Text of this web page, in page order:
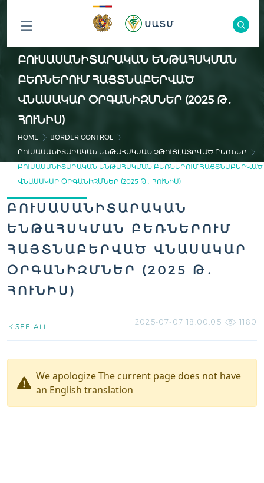
ԲՈԼՈՐ
ԲԱԺԻՆՆԵՐԸ
ԲՈՒՍԱՍԱՆԻՏԱՐԱԿԱՆ ԵՆԹԱՀՍԿՄԱՆ
ԲԵՌՆԵՐՈՒՄ ՀԱՅՏՆԱԲԵՐՎԱԾ
ՎՆԱՍԱԿԱՐ ՕՐԳԱՆԻԶՄՆԵՐ (2025 Թ․
ՀՈՒՆԻՍ)
HOME
BORDER CONTROL
ԲՈՒՍԱՍԱՆԻՏԱՐԱԿԱՆ ԵՆԹԱՀՍԿՄԱՆ ՉԹՈՒՅԼԱՏՐՎԱԾ ԲԵՌՆԵՐ
ԲՈՒՍԱՍԱՆԻՏԱՐԱԿԱՆ ԵՆԹԱՀՍԿՄԱՆ ԲԵՌՆԵՐՈՒՄ ՀԱՅՏՆԱԲԵՐՎԱԾ
ՎՆԱՍԱԿԱՐ ՕՐԳԱՆԻԶՄՆԵՐ (2025 Թ․ ՀՈՒՆԻՍ)
ԲՈՒՍԱՍԱՆԻՏԱՐԱԿԱՆ
ԵՆԹԱՀՍԿՄԱՆ ԲԵՌՆԵՐՈՒՄ
ՀԱՅՏՆԱԲԵՐՎԱԾ ՎՆԱՍԱԿԱՐ
ՕՐԳԱՆԻԶՄՆԵՐ (2025 Թ․
ՀՈՒՆԻՍ)
SEE ALL
2025-07-07 18:00:05 1180
We apologize The current page does not have
an English translation